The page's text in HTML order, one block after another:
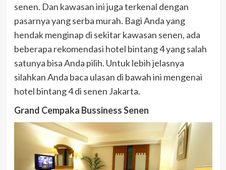
senen. Dan kawasan ini juga terkenal dengan
pasarnya yang serba murah. Bagi Anda yang
hendak menginap di sekitar kawasan senen, ada
beberapa rekomendasi hotel bintang 4 yang salah
satunya bisa Anda pilih. Untuk lebih jelasnya
silahkan Anda baca ulasan di bawah ini mengenai
hotel bintang 4 di senen Jakarta.
Grand Cempaka Bussiness Senen